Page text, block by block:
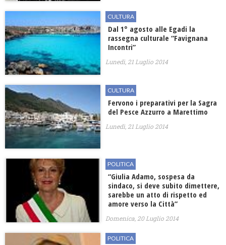
CULTURA
Dal 1° agosto alle Egadi la
rassegna culturale “Favignana
Incontri”
Lunedì, 21 Luglio 2014
CULTURA
Fervono i preparativi per la Sagra
del Pesce Azzurro a Marettimo
Lunedì, 21 Luglio 2014
POLITICA
“Giulia Adamo, sospesa da
sindaco, si deve subito dimettere,
sarebbe un atto di rispetto ed
amore verso la Città”
Domenica, 20 Luglio 2014
POLITICA